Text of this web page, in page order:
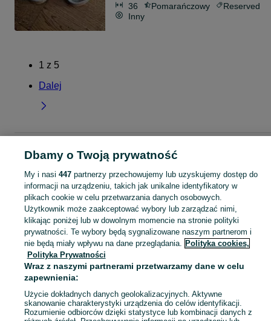
36 Pomarańczowy
Reserved
Inny
1 z 5
Dalej
Strona główna Buty damskie Klapki - Śląskie
KATEGORIA
Szeroki wybór klapek damskich Żory ▶️ skórzane, gumowe, na platformie i letnie ✅ Nowe i używane w atrakcyjnych cenach ✌ Znajdź oferty na OLX.pl! Zobacz
Mapa kategorii
Mapa miejscowości
Mapa ministron
Popularne wyszukiwania
Dbamy o Twoją prywatność
My i nasi 447partnerzy przechowujemy lub uzyskujemy dostęp do
informacji na urządzeniu, takich jak unikalne identyfikatory w
plikach cookie w celu przetwarzania danych osobowych.
Użytkownik może zaakceptować wybory lub zarządzać nimi,
klikając poniżej lub w dowolnym momencie na stronie polityki
prywatności. Te wybory będą sygnalizowane naszym partnerom i
nie będą miały wpływu na dane przeglądania. Polityka cookies,
Polityka Prywatności
Wraz z naszymi partnerami przetwarzamy dane w celu
zapewnienia:
Użycie dokładnych danych geolokalizacyjnych. Aktywne
skanowanie charakterystyki urządzenia do celów identyfikacji.
Rozumienie odbiorców dzięki statystyce lub kombinacji danych z